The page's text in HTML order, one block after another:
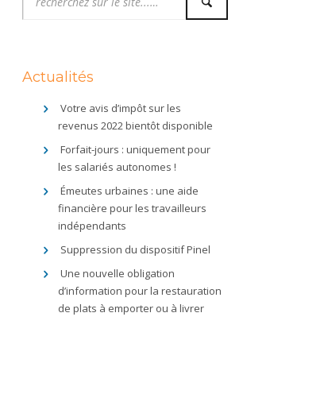
Actualités
Votre avis d’impôt sur les
revenus 2022 bientôt disponible
Forfait-jours : uniquement pour
les salariés autonomes !
Émeutes urbaines : une aide
financière pour les travailleurs
indépendants
Suppression du dispositif Pinel
Une nouvelle obligation
d’information pour la restauration
de plats à emporter ou à livrer